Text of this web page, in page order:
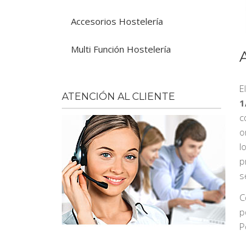
El
Accesorios Hostelería
Multi Función Hostelería
ATENCIÓN AL CLIENTE